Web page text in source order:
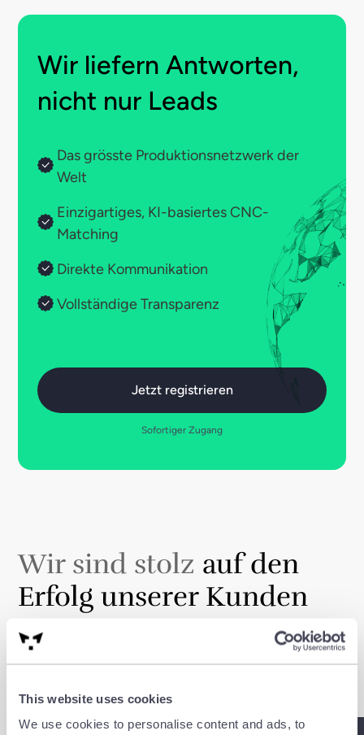
This website uses cookies
We use cookies to personalise content and ads, to
Wir liefern Antworten,
nicht nur Leads
Das grösste Produktionsnetzwerk der
Welt
Einzigartiges, KI-basiertes CNC-
Matching
Direkte Kommunikation
Vollständige Transparenz
Jetzt registrieren
Sofortiger Zugang
Wir sind stolz auf den
Erfolg unserer Kunden